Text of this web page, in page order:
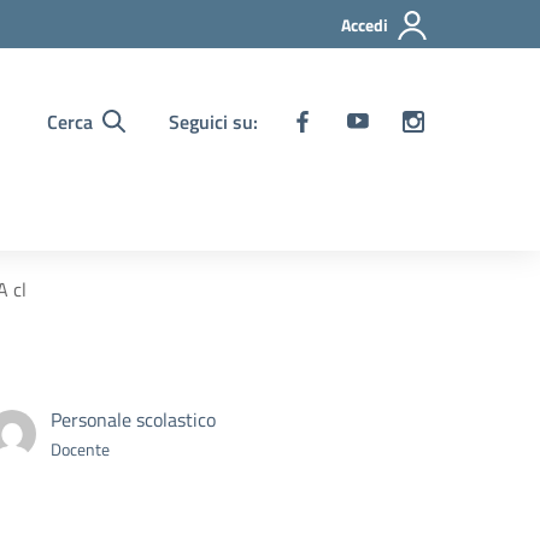
Accedi
Cerca Seguici su:
cl
Personale scolastico
Docente